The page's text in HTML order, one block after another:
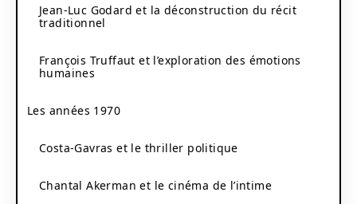
Jean-Luc Godard et la déconstruction du récit
traditionnel
François Truffaut et l’exploration des émotions
humaines
Les années 1970
Costa-Gavras et le thriller politique
Chantal Akerman et le cinéma de l’intime